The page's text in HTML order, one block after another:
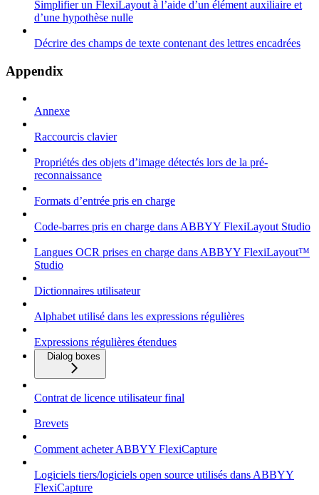
Simplifier un FlexiLayout à l’aide d’un élément auxiliaire et
d’une hypothèse nulle
Décrire des champs de texte contenant des lettres encadrées
Appendix
Annexe
Raccourcis clavier
Propriétés des objets d’image détectés lors de la pré-
reconnaissance
Formats d’entrée pris en charge
Code-barres pris en charge dans ABBYY FlexiLayout Studio
Langues OCR prises en charge dans ABBYY FlexiLayout™
Studio
Dictionnaires utilisateur
Alphabet utilisé dans les expressions régulières
Expressions régulières étendues
Dialog boxes
Contrat de licence utilisateur final
Brevets
Comment acheter ABBYY FlexiCapture
Logiciels tiers/logiciels open source utilisés dans ABBYY
FlexiCapture